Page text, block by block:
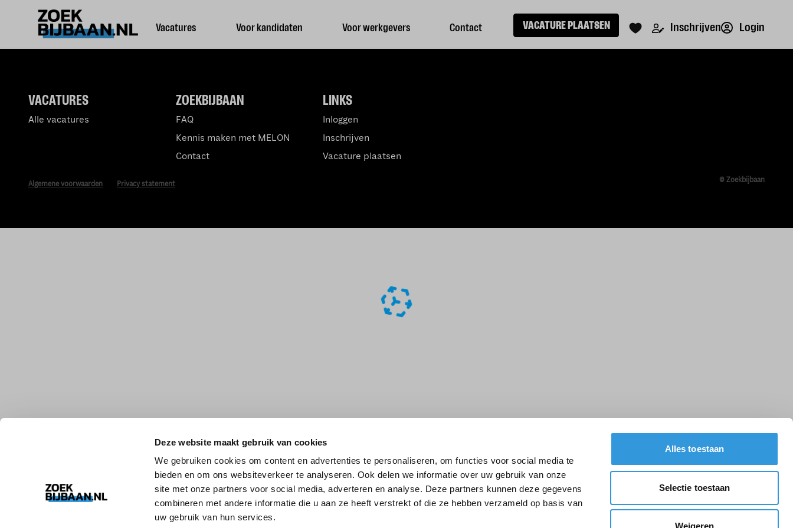
Deze website maakt gebruik van cookies
We gebruiken cookies om content en advertenties te personaliseren, om functies voor social media te
bieden en om ons websiteverkeer te analyseren. Ook delen we informatie over uw gebruik van onze
site met onze partners voor social media, adverteren en analyse. Deze partners kunnen deze gegevens
combineren met andere informatie die u aan ze heeft verstrekt of die ze hebben verzameld op basis van
uw gebruik van hun services.
Alles toestaan
Selectie toestaan
Weigeren
Vacatures Voor kandidaten Voor werkgevers Contact VACATURE PLAATSEN Inschrijven Login
LINKS
Inloggen
Inschrijven
Vacature plaatsen
ZOEKBIJBAAN
FAQ
Kennis maken met MELON
Contact
VACATURES
Alle vacatures
Algemene voorwaarden Privacy statement © Zoekbijbaan